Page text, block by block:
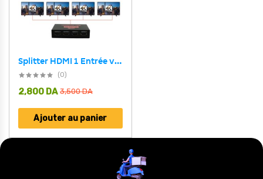
Splitter HDMI 1 Entrée vers 4 Sorties – HDMI موزع
(0)
3,500DA
2,800 DA
Ajouter au panier